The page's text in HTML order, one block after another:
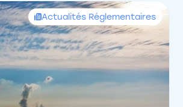
Actualités Réglementaires